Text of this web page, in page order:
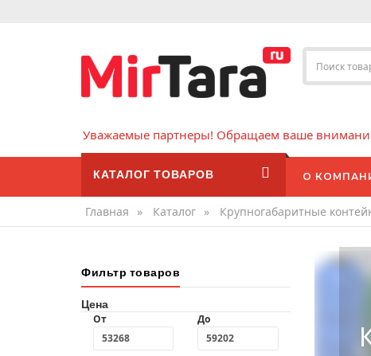
Уважаемые партнеры! Обращаем ваше
КАТАЛОГ ТОВАРОВ О
Главная » Каталог » Крупногабаритные
Фильтр товаров
Цена
От До